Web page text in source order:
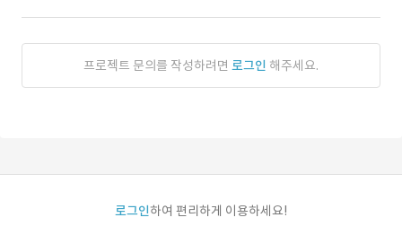
프로젝트 문의를 작성하려면 로그인 해주세요.
로그인하여 편리하게 이용하세요!